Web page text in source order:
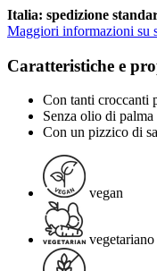
Italia: spedizione
Maggiori informazioni su
Caratteristiche e
Con tanti croccanti
Senza olio di
Con un pizzico di
vegan
vegetariano